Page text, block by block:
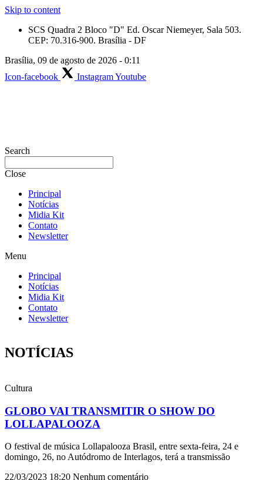
Skip to content
SCS Quadra 2 Bloco "D" Ed. Oscar Niemeyer, Sala 503.
CEP: 70.316-900. Brasília - DF
Brasília, 09 de agosto de 2026 - 0:11
Icon-facebook
InstagramYoutube
Search
Close
Principal
Notícias
Midia Kit
Contato
Newsletter
Menu
Principal
Notícias
Midia Kit
Contato
Newsletter
NOTÍCIAS
Cultura
GLOBO VAI TRANSMITIR O SHOW DO
LOLLAPALOOZA
O festival de música Lollapalooza Brasil, entre sexta-feira, 24 e
domingo, 26, no Autódromo de Interlagos, terá a transmissão
22/03/2023 18:20 Nenhum comentário